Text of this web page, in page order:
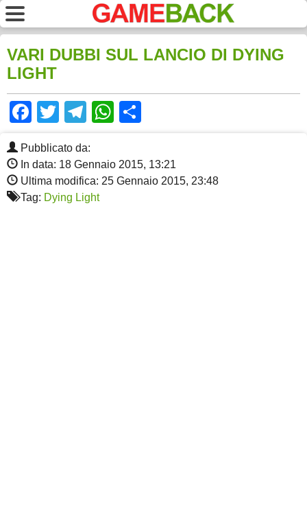
VARI DUBBI SUL LANCIO DI DYING
LIGHT
Facebook
TwitterTelegram
WhatsApp
Pubblicato da:
In data: 18 Gennaio 2015, 13:21
Ultima modifica: 25 Gennaio 2015, 23:48
Tag: Dying Light